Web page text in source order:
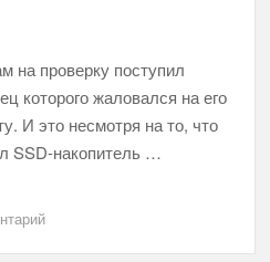
Audion
Samsung и Dell будут так
Apple
на айфон
на проверку поступил
которого жаловался на его
И это несмотря на то, что
SSD-накопитель …
к